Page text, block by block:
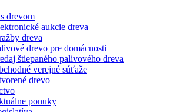
drevom
aukcie dreva
dreva
drevo pre domácnosti
štiepaného palivového dreva
verejné súťaže
drevo
ponuky